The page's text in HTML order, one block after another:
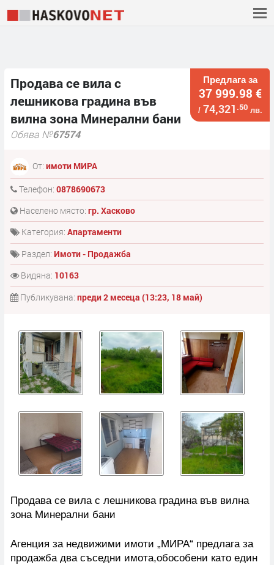
Предлага за
37 999.98 €
/ 74,321 .50лв.
Продава се вила с
лешникова градина във
вилна зона Минерални бани
Обява №67574
От: имоти МИРА
Телефон: 0878690673
Населено място: гр. Хасково
Категория: Апартаменти
Раздел: Имоти - Продажба
Видяна: 10163
Публикувана: преди 2 месеца (13:23, 18 май)
Продава се вила с лешникова градина във вилна
зона Минерални бани
Агенция за недвижими имоти „МИРА“ предлага за
продажба два съседни имота,обособени като един